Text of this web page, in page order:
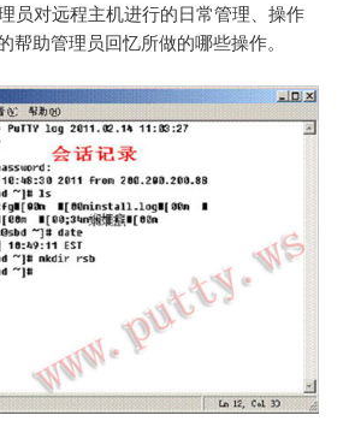
员对远程主机进行的日常管理、操作
帮助管理员回忆所做的哪些操作。